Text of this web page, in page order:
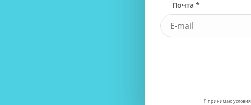
Почта *
Я принимаю условия